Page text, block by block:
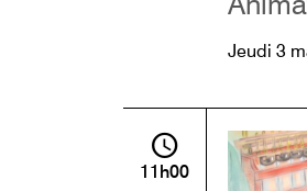
Jeudi 3
11h00